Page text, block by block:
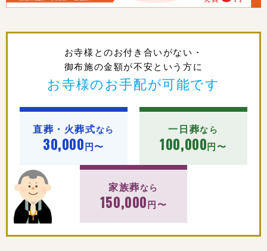
お寺様とのお付き合いがない・
御布施の金額が不安という方に
お寺様のお手配が可能です
直葬・火葬式なら
30,000円〜
一日葬なら
100,000円〜
家族葬 なら
150,000円〜